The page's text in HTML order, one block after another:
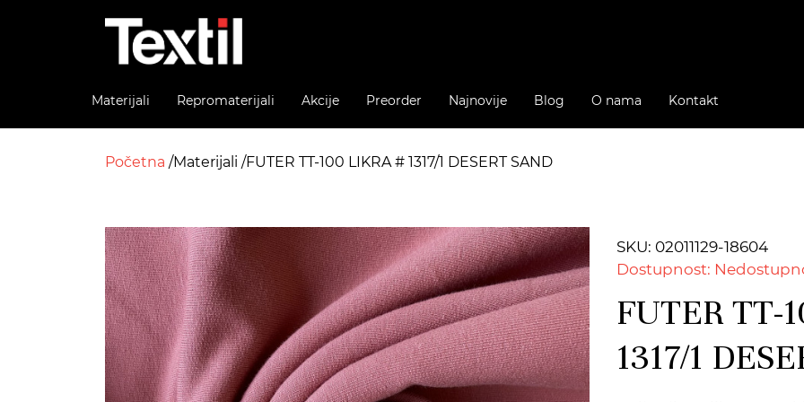
Materijali Repromaterijali Akcije Preorder Najnovije Blog O nama Kontakt
Početna Materijali FUTER TT-100 LIKRA # 1317/1 DESERT SAND
SKU: 02011129-18604
Dostupnost:
FUTER TT-
1317/1